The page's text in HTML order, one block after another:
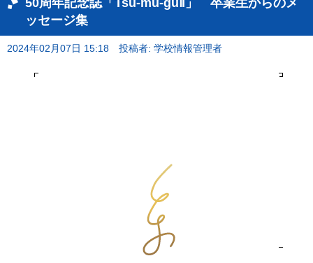
ッセージ集
2024年02月07日 15:18 投稿者: 学校情報管理者